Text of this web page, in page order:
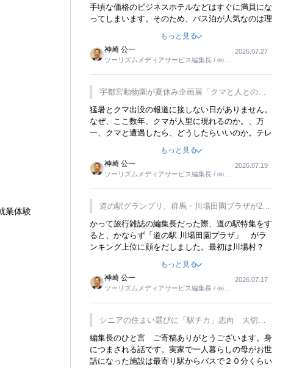
業体験
手頃な価格のビジネスホテルなどはすぐに満員にな
ってしまいます。そのため、バス泊が人気なのは理
行をした時は、移動はグレイハウンドバスでした。
夕方から夜の便を利用してホテル代を浮かせていま
した。ただし、若いからできたことです。若い人が
夜行バスで京都に行った、青森に行ったと聞くと、
疲れが残らないのかなと思ってしまいます。
もっと見る
神崎 公一
ツーリズムメディアサービス編集長 / ㈱ツ
2026.07.27
宇都宮動物園が夏休み企画展「クマと人との距
離」を7月20日から開催
猛暑とクマ出没の報道に接しない日がありません。
なぜ、ここ数年、クマが人里に現れるのか。、万
一、クマと遭遇したら、どうしたらいいのか。テレ
るなんてことは、冗談でもいえません。そんな中
で、この企画展はタイムリーですね。
もっと見る
神崎 公一
ツーリズムメディアサービス編集長 / ㈱ツ
2026.07.19
道の駅グランプリ、群馬・川場田園プラザが2連
覇
かって旅行雑誌の編集長だった際、道の駅特集をす
ると、かならず「道の駅 川場田園プラザ」 がラ
ンキング上位に顔をだしました。最初は川場村？
れ永井 彰一社長にインタビューしたら、興味深い
話が次々が飛び出しました。プレゼンも巧みで、今
でも思い出すことが２つあります。一つは、従業員
に東京ディズニーランドを見学させ、サービス業、
接客業の何かを理解してもらっていることです。
もう一つは1800円もするプレミアムヨーグルトを
販売するにあたり、社内に懸念もあったそうです。
永井社長は、駐車場に都内ナンバーの高級外車が停
まっていることに目をつけ、高級商品でも売れると
もっと見る
神崎 公一
ツーリズムメディアサービス編集長 / ㈱ツ
2026.07.17
シニアの住まい選びに「駅チカ」志向 大切な
のは出かけたくなる暮らし
編集長のひと言 ご寄稿ありがとうございます。身
につまされる話です。実家で一人暮らしの母がお世
話になった施設は最寄り駅からバスで２０分くらい